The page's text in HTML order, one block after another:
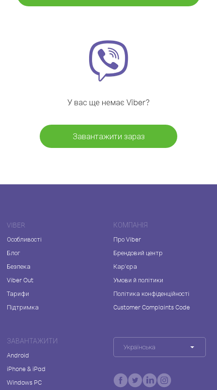
У вас ще немає Viber?
Завантажити зараз
VIBER
Особливості
Блог
Безпека
Viber Out
Тарифи
Підтримка
КОМПАНІЯ
Про Viber
Брендовий центр
Кар'єра
Умови й політики
Політика конфіденційності
Customer Complaints Code
ЗАВАНТАЖИТИ
Android
iPhone & iPad
Windows PC
Українська